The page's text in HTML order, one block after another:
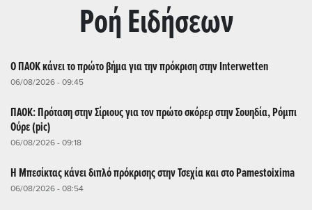
Ρoή Ειδήσεων
Ο ΠΑΟΚ κάνει το πρώτο βήμα για την πρόκριση στην Interwetten
06/08/2026 - 09:45
ΠΑΟΚ: Πρόταση στην Σίριους για τον πρώτο σκόρερ στην Σουηδία, Ρόμπι
Ούρε (pic)
06/08/2026 - 09:18
Η Μπεσίκτας κάνει διπλό πρόκρισης στην Τσεχία και στο Pamestoixima
06/08/2026 - 08:54